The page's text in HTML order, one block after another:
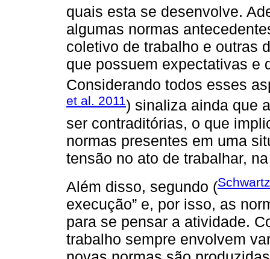
quais esta se desenvolve.
algumas normas
coletivo de trabalho e outras
que possuem expectativas e
Considerando todos esses
et al. 2011) sinaliza ainda que
ser contraditórias, o que
normas presentes em uma
tensão no ato de trabalhar,
Além disso, segundo (
execução” e, por isso, as
para se pensar a atividade.
trabalho sempre envolvem